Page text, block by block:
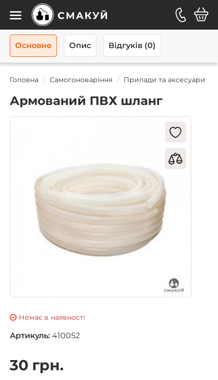
Каталог
Головна Самогоноваріння Прилади та аксесуари
Армований ПВХ шланг
Немає в наявності
Артикуль: 410052
30 грн.
Основне Опис Відгуків (0)